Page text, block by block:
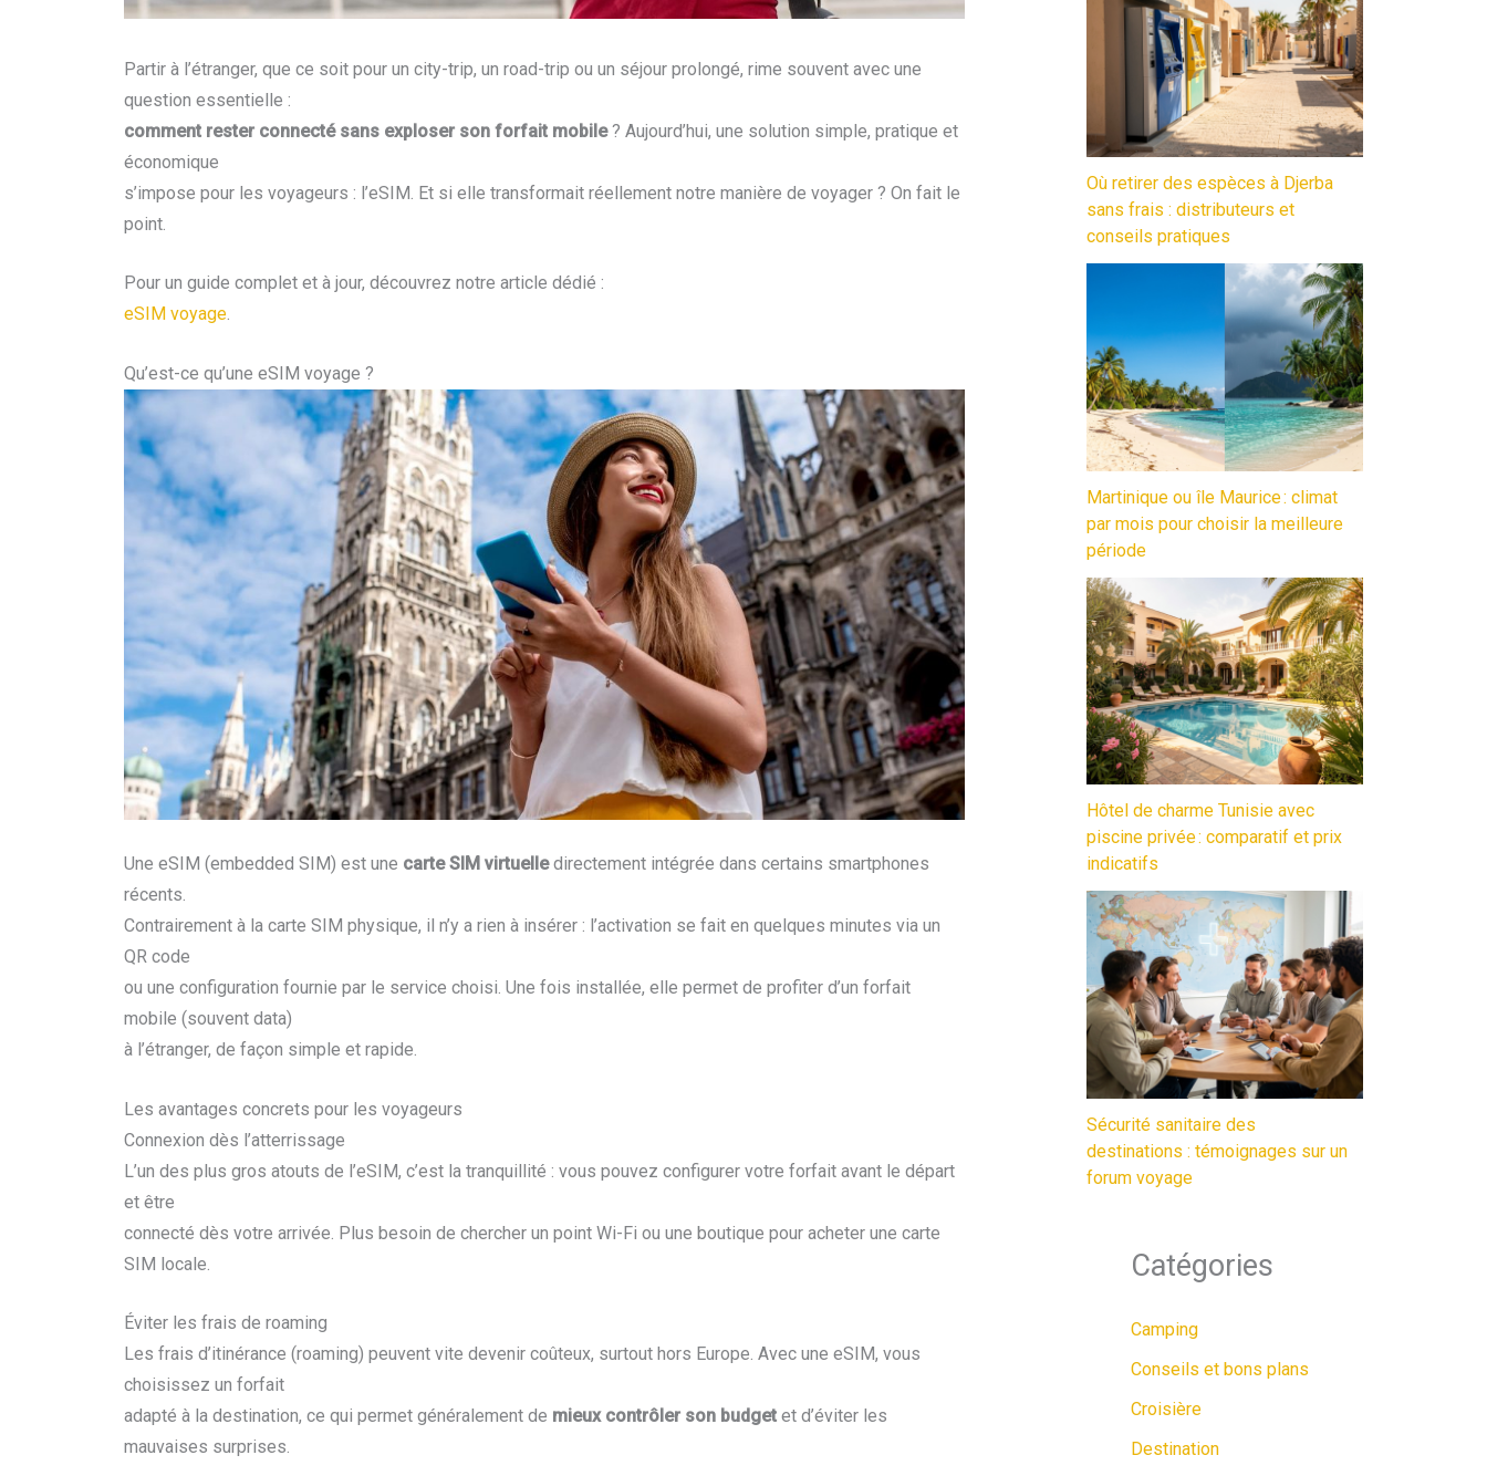
Partir à l’étranger, que ce soit pour un city-trip, un road-trip ou un séjour prolongé, rime souvent avec une
question essentielle :
comment rester connecté sans exploser son forfait mobile? Aujourd’hui, une solution simple, pratique et
économique
s’impose pour les voyageurs : l’eSIM. Et si elle transformait réellement notre manière de voyager ? On fait le
point.
Pour un guide complet et à jour, découvrez notre article dédié :
eSIM voyage.
Qu’est-ce qu’une eSIM voyage ?
Une eSIM (embedded SIM) est une carte SIM virtuelledirectement intégrée dans certains smartphones
récents.
Contrairement à la carte SIM physique, il n’y a rien à insérer : l’activation se fait en quelques minutes via un
QR code
ou une configuration fournie par le service choisi. Une fois installée, elle permet de profiter d’un forfait
mobile (souvent data)
à l’étranger, de façon simple et rapide.
Les avantages concrets pour les voyageurs
Connexion dès l’atterrissage
L’un des plus gros atouts de l’eSIM, c’est la tranquillité : vous pouvez configurer votre forfait avant le départ
et être
connecté dès votre arrivée. Plus besoin de chercher un point Wi-Fi ou une boutique pour acheter une carte
SIM locale.
Éviter les frais de roaming
Les frais d’itinérance (roaming) peuvent vite devenir coûteux, surtout hors Europe. Avec une eSIM, vous
choisissez un forfait
adapté à la destination, ce qui permet généralement de mieux contrôler son budget et d’éviter les
mauvaises surprises.
Où retirer des espèces à Djerba
sans frais : distributeurs et
conseils pratiques
Martinique ou île Maurice : climat
par mois pour choisir la meilleure
période
Hôtel de charme Tunisie avec
piscine privée : comparatif et prix
indicatifs
Sécurité sanitaire des
destinations : témoignages sur un
forum voyage
Catégories
Camping
Conseils et bons plans
Croisière
Destination